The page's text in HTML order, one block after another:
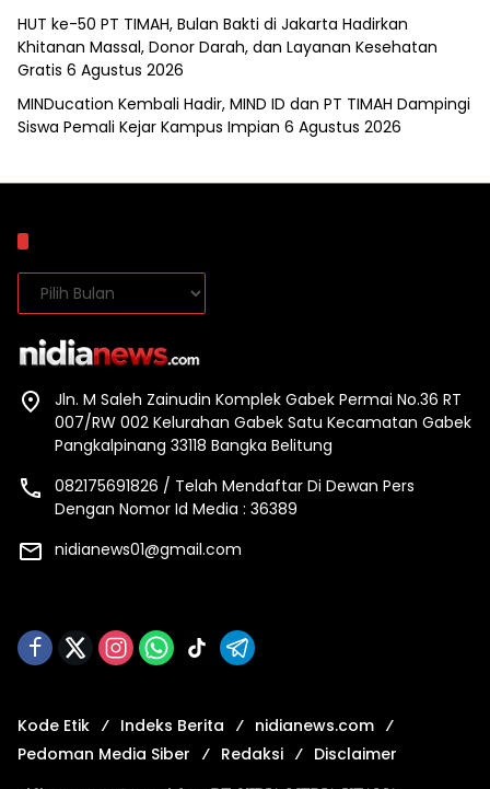
HUT ke-50 PT TIMAH, Bulan Bakti di Jakarta Hadirkan
Khitanan Massal, Donor Darah, dan Layanan Kesehatan
Gratis 6 Agustus 2026
MINDucation Kembali Hadir, MIND ID dan PT TIMAH Dampingi
Siswa Pemali Kejar Kampus Impian 6 Agustus 2026
Arsip
Jln. M Saleh Zainudin Komplek Gabek Permai No.36 RT
007/RW 002 Kelurahan Gabek Satu Kecamatan Gabek
Pangkalpinang 33118 Bangka Belitung
082175691826 / Telah Mendaftar Di Dewan Pers
Dengan Nomor Id Media : 36389
nidianews01@gmail.com
Kode Etik Indeks Berita
nidianews.com
Pedoman Media Siber
Redaksi
Disclaimer